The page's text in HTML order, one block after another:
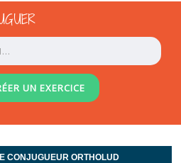
UN EXERCICE
CONJUGUEUR ORTHOLUD